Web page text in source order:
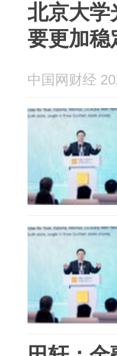
北京大学
要更加稳
中国网财经